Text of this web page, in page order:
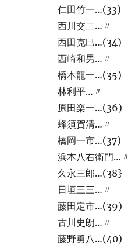
仁田竹一…(33)
西川交二…〃
西田克巳…(34)
西崎和男…〃
橋本龍一…(35)
林利平…〃
原田楽一…(36)
蜂須賀清…〃
橋岡一市…(37)
浜本八右衛門…〃
久永三郎…(38}
日垣三三…〃
藤田定市…(39)
古川史朗…〃
藤野勇八…(40)